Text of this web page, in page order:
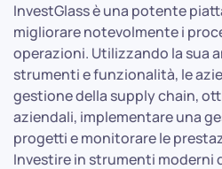
InvestGlass è una potente
migliorare notevolmente i
operazioni. Utilizzando la sua
strumenti e funzionalità, le
gestione della supply chain,
aziendali, implementare una
progetti e monitorare le
Investire in strumenti moderni